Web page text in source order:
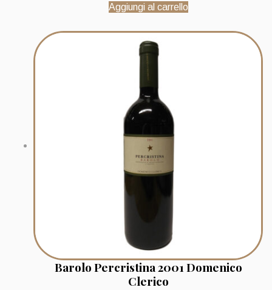
Aggiungi al carrello
Barolo Percristina 2001 Domenico
Clerico